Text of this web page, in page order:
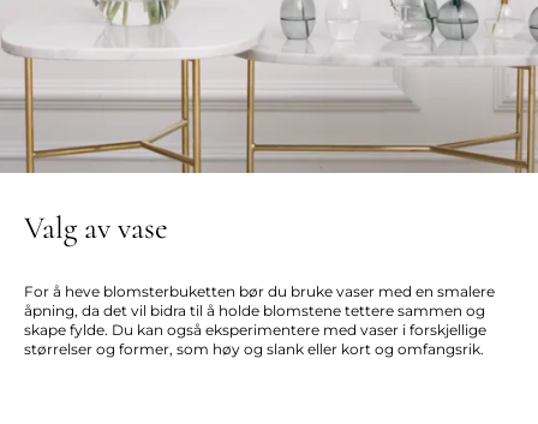
Valg av vase
For å heve blomsterbuketten bør du bruke vaser med en smalere
åpning, da det vil bidra til å holde blomstene tettere sammen og
skape fylde. Du kan også eksperimentere med vaser i forskjellige
størrelser og former, som høy og slank eller kort og omfangsrik.